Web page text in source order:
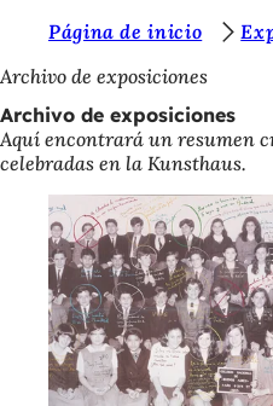
Saltar al contenido
s
t
á
Página de inicio
Archivo de exposiciones
Archivo de exposiciones
Aquí encontrará un resumen
celebradas en la Kunsthaus.